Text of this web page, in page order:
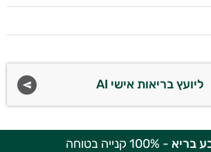
ליועץ בריאות אישי AI
בריא - 100% קנייה בטוחה